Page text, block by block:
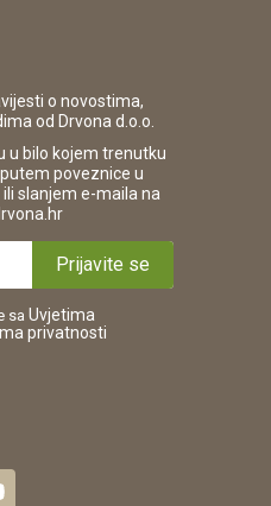
o novostima,
od Drvona d.o.o.
u bilo kojem trenutku
poveznice u
slanjem e-maila na
.
Prijavite se
sa Uvjetima
privatnosti